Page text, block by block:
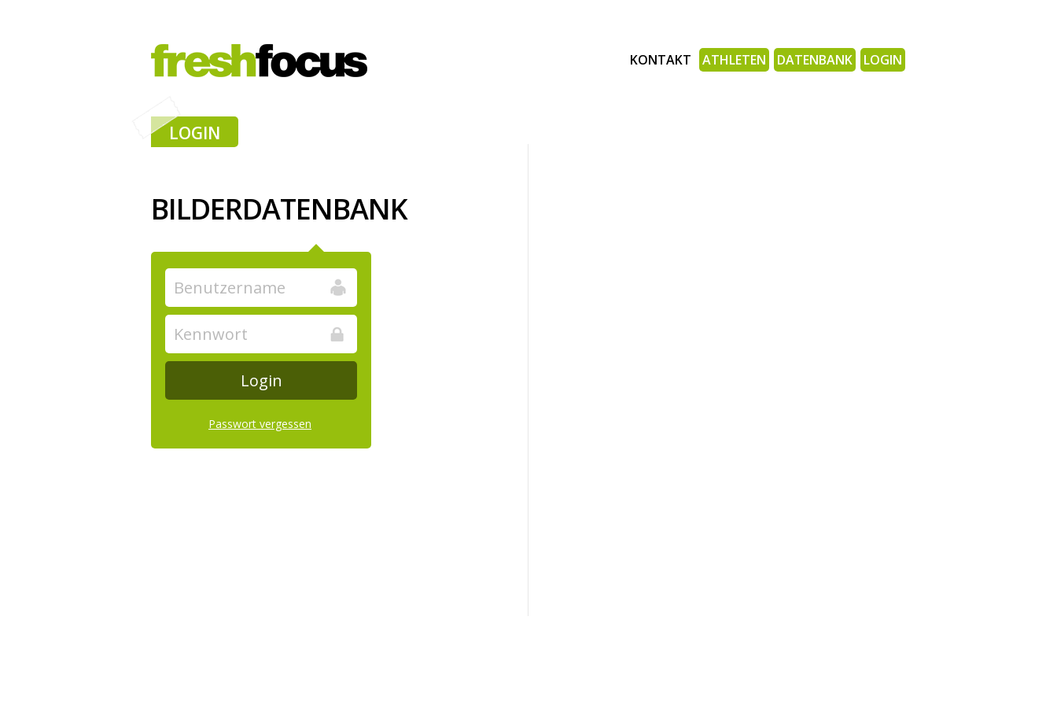
KONTAKT ATHLETEN DATENBANK LOGIN
LOGIN
BILDERDATENBANK
Passwort vergessen